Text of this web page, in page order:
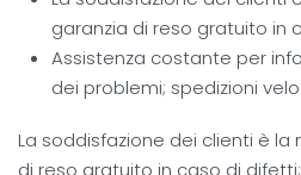
garanzia di reso gratuito in
Assistenza costante per
dei problemi; spedizioni
La soddisfazione dei clienti è la
di reso gratuito in caso di